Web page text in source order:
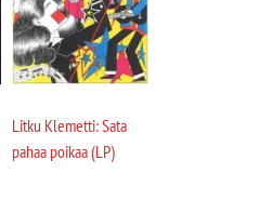
Litku Klemetti: Sata
pahaa poikaa (LP)